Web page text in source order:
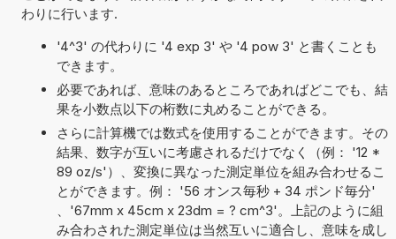
わりに行います.
'4^3' の代わりに '4 exp 3' や '4 pow 3' と書くことも
できます。
必要であれば、意味のあるところであればどこでも、結
果を小数点以下の桁数に丸めることができる。
さらに計算機では数式を使用することができます。その
結果、数字が互いに考慮されるだけでなく（例： '12 *
89 oz/s'）、変換に異なった測定単位を組み合わせるこ
とができます。例： '56 オンス毎秒 + 34 ポンド毎分'
、'67mm x 45cm x 23dm = ? cm^3'。上記のように組
み合わされた測定単位は当然互いに適合し、意味を成し